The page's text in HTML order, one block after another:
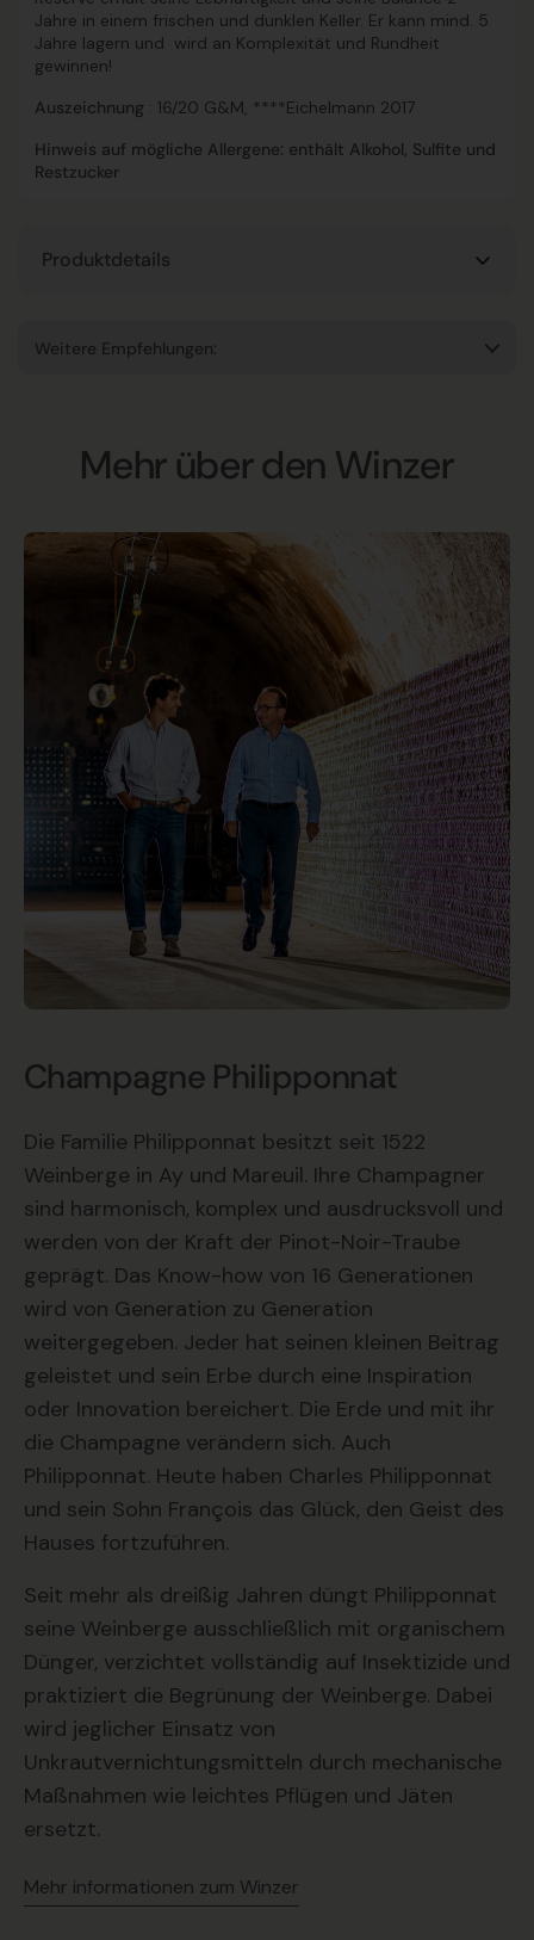
Jahre in einem frischen und dunklen Keller. Er kann mind. 5
Jahre lagern und wird an Komplexität und Rundheit
gewinnen!
Auszeichnung : 16/20 G&M, ****Eichelmann 2017
Hinweis auf mögliche Allergene: enthält Alkohol, Sulfite und
Restzucker
Produktdetails
Weitere Empfehlungen:
Mehr über den Winzer
Champagne Philipponnat
Die Familie Philipponnat besitzt seit 1522
Weinberge in Ay und Mareuil. Ihre Champagner
sind harmonisch, komplex und ausdrucksvoll und
werden von der Kraft der Pinot-Noir-Traube
geprägt. Das Know-how von 16 Generationen
wird von Generation zu Generation
weitergegeben. Jeder hat seinen kleinen Beitrag
geleistet und sein Erbe durch eine Inspiration
oder Innovation bereichert. Die Erde und mit ihr
die Champagne verändern sich. Auch
Philipponnat. Heute haben Charles Philipponnat
und sein Sohn François das Glück, den Geist des
Hauses fortzuführen.
Seit mehr als dreißig Jahren düngt Philipponnat
seine Weinberge ausschließlich mit organischem
Dünger, verzichtet vollständig auf Insektizide und
praktiziert die Begrünung der Weinberge. Dabei
wird jeglicher Einsatz von
Unkrautvernichtungsmitteln durch mechanische
Maßnahmen wie leichtes Pflügen und Jäten
ersetzt.
Mehr informationen zum Winzer